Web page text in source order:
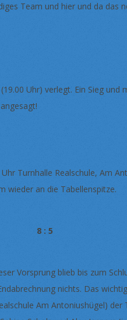
Team und hier und da das
Uhr) verlegt. Ein Sieg und
ist also angesagt!
Turnhalle Realschule, Am
wieder an die Tabellenspitze.
8 : 5
Vorsprung blieb bis zum
nichts. Das
Am Antoniushügel) der